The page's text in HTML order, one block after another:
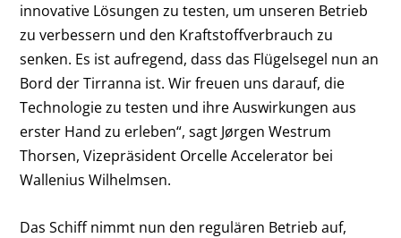
innovative Lösungen zu testen, um unseren Betrieb
zu verbessern und den Kraftstoffverbrauch zu
senken. Es ist aufregend, dass das Flügelsegel nun an
Bord der Tirranna ist. Wir freuen uns darauf, die
Technologie zu testen und ihre Auswirkungen aus
erster Hand zu erleben“, sagt Jørgen Westrum
Thorsen, Vizepräsident Orcelle Accelerator bei
Wallenius Wilhelmsen.
Das Schiff nimmt nun den regulären Betrieb auf,